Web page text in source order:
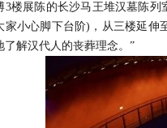
3楼展陈的长沙马王堆汉墓陈
家小心脚下台阶)，从三楼延伸
了解汉代人的丧葬理念。”